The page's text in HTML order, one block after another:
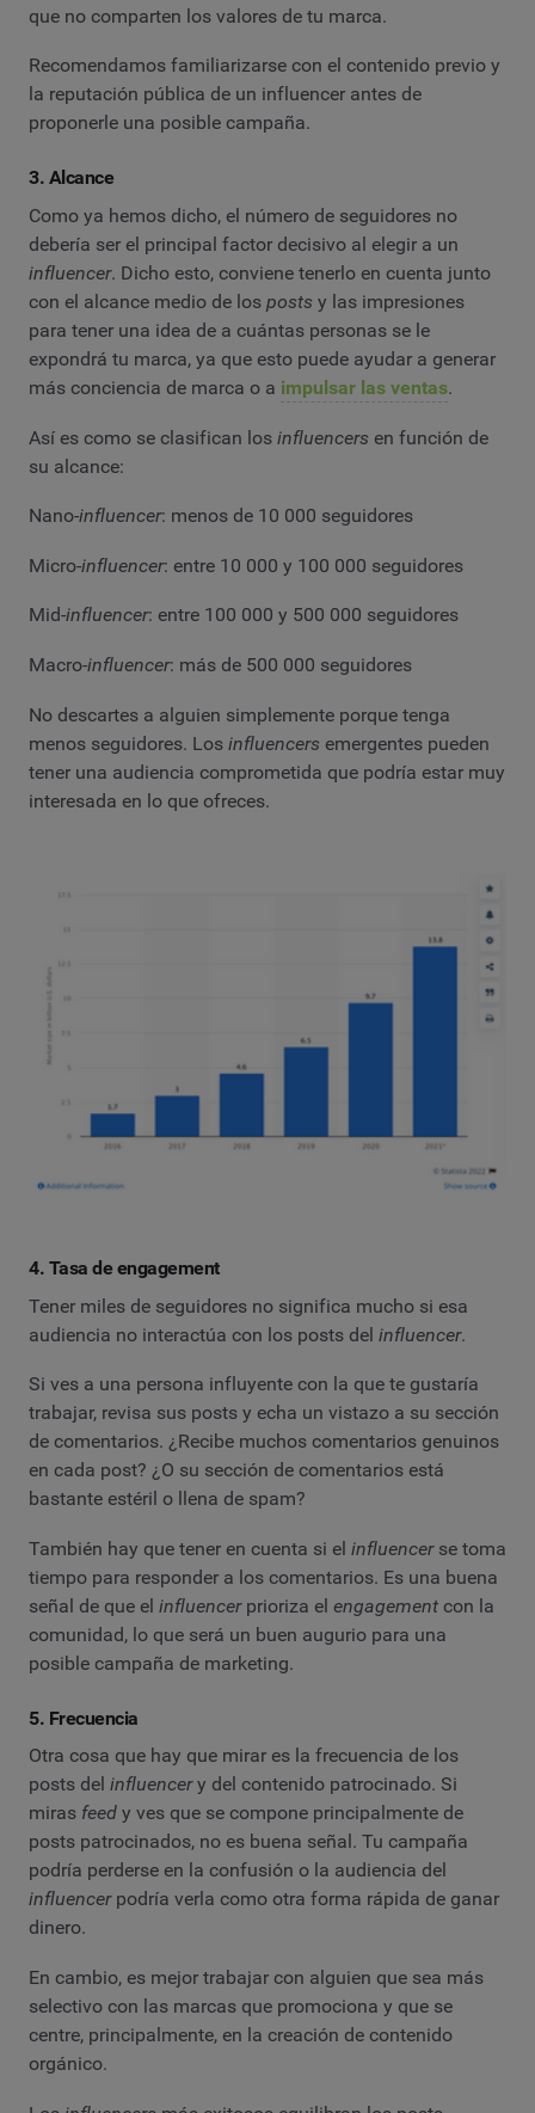
que no comparten los valores de tu marca.
Recomendamos familiarizarse con el contenido previo y
la reputación pública de un influencer antes de
proponerle una posible campaña.
3. Alcance
Como ya hemos dicho, el número de seguidores no
debería ser el principal factor decisivo al elegir a un
influencer. Dicho esto, conviene tenerlo en cuenta junto
con el alcance medio de los posts y las impresiones
para tener una idea de a cuántas personas se le
expondrá tu marca, ya que esto puede ayudar a generar
más conciencia de marca o a impulsar las ventas.
Así es como se clasifican los influencers en función de
su alcance:
Nano-influencer: menos de 10 000 seguidores
Micro-influencer: entre 10 000 y 100 000 seguidores
Mid-influencer: entre 100 000 y 500 000 seguidores
Macro-influencer: más de 500 000 seguidores
No descartes a alguien simplemente porque tenga
menos seguidores. Los influencers emergentes pueden
tener una audiencia comprometida que podría estar muy
interesada en lo que ofreces.
4. Tasa de engagement
Tener miles de seguidores no significa mucho si esa
audiencia no interactúa con los posts del influencer.
Si ves a una persona influyente con la que te gustaría
trabajar, revisa sus posts y echa un vistazo a su sección
de comentarios. ¿Recibe muchos comentarios genuinos
en cada post? ¿O su sección de comentarios está
bastante estéril o llena de spam?
También hay que tener en cuenta si el influencer se toma
tiempo para responder a los comentarios. Es una buena
señal de que el influencer prioriza el engagement con la
comunidad, lo que será un buen augurio para una
posible campaña de marketing.
5. Frecuencia
Otra cosa que hay que mirar es la frecuencia de los
posts del influencery del contenido patrocinado. Si
miras feed y ves que se compone principalmente de
posts patrocinados, no es buena señal. Tu campaña
podría perderse en la confusión o la audiencia del
influencer podría verla como otra forma rápida de ganar
dinero.
En cambio, es mejor trabajar con alguien que sea más
selectivo con las marcas que promociona y que se
centre, principalmente, en la creación de contenido
orgánico.